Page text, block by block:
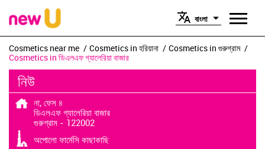
বাংলা
Cosmetics near me Cosmetics in হরিয়ানা
Cosmetics in গুরুগ্রাম
Cosmetics in ডিএলএফ গ্যালেরিয়া বাজার
নিউ
না, ফেস ৪
ডিএলএফ গ্যালেরিয়া বাজার
গুরুগ্রাম - 122002
অপোলো ফার্মেসি কাছাকাছি